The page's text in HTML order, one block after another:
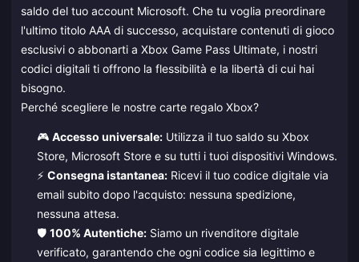
saldo del tuo account Microsoft. Che tu voglia preordinare
l'ultimo titolo AAA di successo, acquistare contenuti di gioco
esclusivi o abbonarti a Xbox Game Pass Ultimate, i nostri
codici digitali ti offrono la flessibilità e la libertà di cui hai
bisogno.
Perché scegliere le nostre carte regalo Xbox?
🎮 Accesso universale:Utilizza il tuo saldo su Xbox
Store, Microsoft Store e su tutti i tuoi dispositivi Windows.
⚡ Consegna istantanea:Ricevi il tuo codice digitale via
email subito dopo l'acquisto: nessuna spedizione,
nessuna attesa.
🛡️ 100% Autentiche:Siamo un rivenditore digitale
verificato, garantendo che ogni codice sia legittimo e